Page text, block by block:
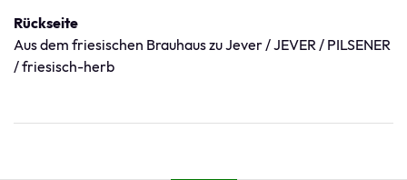
Rückseite
Aus dem friesischen Brauhaus zu Jever / JEVER / PILSENER
/ friesisch-herb